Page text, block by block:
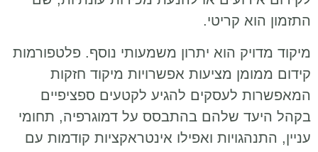
התזמון הוא קריטי.
מיקוד מדויק הוא יתרון משמעותי נוסף. פלטפורמות
קידום ממומן מציעות אפשרויות מיקוד חזקות
המאפשרות לעסקים להגיע לקטעים ספציפיים
בקהל היעד שלהם בהתבסס על דמוגרפיה, תחומי
עניין, התנהגויות ואפילו אינטראקציות קודמות עם